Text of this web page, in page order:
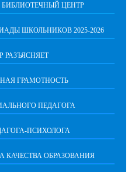
ЦЕНТР
ШКОЛЬНИКОВ 2025-2026
РАЗЪЯСНЯЕТ
ГРАМОТНОСТЬ
ПЕДАГОГА
ПСИХОЛОГА
КАЧЕСТВА ОБРАЗОВАНИЯ